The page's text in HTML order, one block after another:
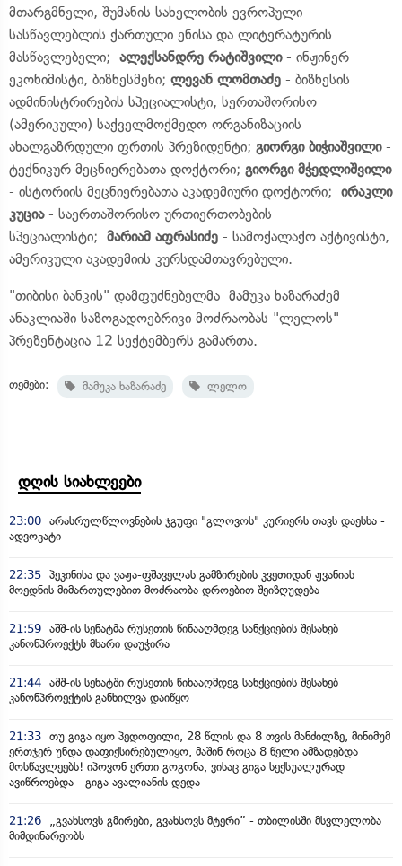
მთარგმნელი, შუმანის სახელობის ევროპული
სასწავლებლის ქართული ენისა და ლიტერატურის
მასწავლებელი; ალექსანდრე რატიშვილი- ინჟინერ
ეკონიმისტი, ბიზნესმენი; ლევან ლომთაძე - ბიზნესის
ადმინისტრირების სპეციალისტი, სერთაშორისო
(ამერიკული) საქველმოქმედო ორგანიზაციის
ახალგაზრდული ფრთის პრეზიდენტი; გიორგი ბიჭიაშვილი-
ტექნიკურ მეცნიერებათა დოქტორი; გიორგი მჭედლიშვილი
- ისტორიის მეცნიერებათა აკადემიური დოქტორი; ირაკლი
კუცია- საერთაშორისო ურთიერთობების
სპეციალისტი; მარიამ აფრასიძე - სამოქალაქო აქტივისტი,
ამერიკული აკადემიის კურსდამთავრებული.
"თიბისი ბანკის" დამფუძნებელმა მამუკა ხაზარაძემ
ანაკლიაში საზოგადოებრივი მოძრაობას "ლელოს"
პრეზენტაცია 12 სექტემბერს გამართა.
თემები: მამუკა ხაზარაძე ლელო
დღის სიახლეები
23:00 არასრულწლოვნების ჯგუფი "გლოვოს" კურიერს თავს დაესხა -
ადვოკატი
22:35 პეკინისა და ვაჟა-ფშაველას გამზირების კვეთიდან ჟვანიას
მოედნის მიმართულებით მოძრაობა დროებით შეიზღუდება
21:59 აშშ-ის სენატმა რუსეთის წინააღმდეგ სანქციების შესახებ
კანონპროექტს მხარი დაუჭირა
21:44 აშშ-ის სენატში რუსეთის წინააღმდეგ სანქციების შესახებ
კანონპროექტის განხილვა დაიწყო
21:33 თუ გიგა იყო პედოფილი, 28 წლის და 8 თვის მანძილზე, მინიმუმ
ერთჯერ უნდა დაფიქსირებულიყო, მაშინ როცა 8 წელი ამზადებდა
მოსწავლეებს! იპოვონ ერთი გოგონა, ვისაც გიგა სექსუალურად
ავიწროებდა - გიგა ავალიანის დედა
21:26
„გვახსოვს გმირები, გვახსოვს მტერი” - თბილისში მსვლელობა
მიმდინარეობს